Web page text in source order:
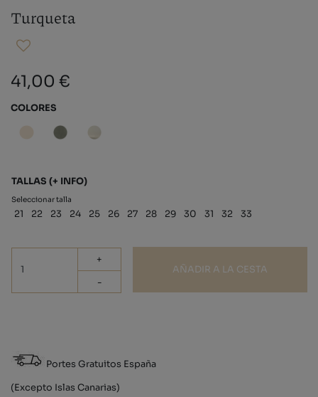
Turqueta
41,00 €
COLORES
TALLAS (+ INFO)
Seleccionar talla
21 22 23 24 25 26 27 28 29 30 31 32 33
+
-
AÑADIR A LA CESTA
Portes Gratuitos España
(Excepto Islas Canarias)